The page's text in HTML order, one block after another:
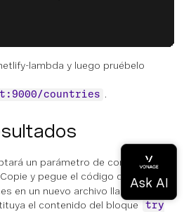
lambda y luego pruébelo
countries .
un parámetro de consulta de
y pegue el código del
en un nuevo archivo llamado
el contenido del bloque try